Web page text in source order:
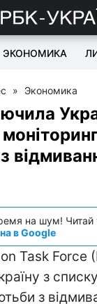
ЭКОНОМИКА
» Экономика
на шум! Читай
в Google
Task Force
з
з